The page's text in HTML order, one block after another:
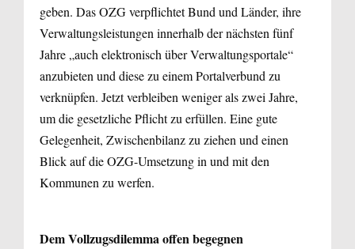
geben. Das OZG verpflichtet Bund und Länder, ihre
Verwaltungsleistungen innerhalb der nächsten fünf
Jahre „auch elektronisch über Verwaltungsportale“
anzubieten und diese zu einem Portalverbund zu
verknüpfen. Jetzt verbleiben weniger als zwei Jahre,
um die gesetzliche Pflicht zu erfüllen. Eine gute
Gelegenheit, Zwischenbilanz zu ziehen und einen
Blick auf die OZG-Umsetzung in und mit den
Kommunen zu werfen.
Dem Vollzugsdilemma offen begegnen